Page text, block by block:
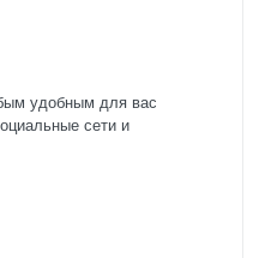
удобным для вас
сети и